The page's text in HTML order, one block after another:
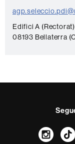
c
t
e
Edifici A (Rectorat)
08193 Bellaterra